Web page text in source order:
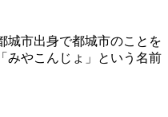
城市出身で都城市のことを
みやこんじょ」という名前